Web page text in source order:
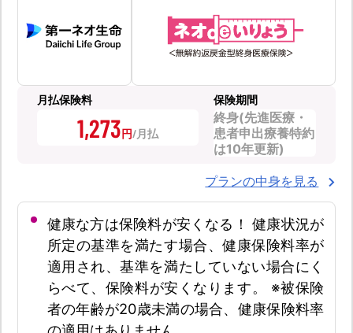
月払保険料
1,273円
保険期間
終身(先進医療・
患者申出療養特約
は10年更新)
プランの中身を見る
健康な方は保険料が安くなる！ 健康状況が
所定の基準を満たす場合、健康保険料率が
適用され、基準を満たしていない場合にく
らべて、保険料が安くなります。 ※被保険
者の年齢が20歳未満の場合、健康保険料率
の適用はありません。